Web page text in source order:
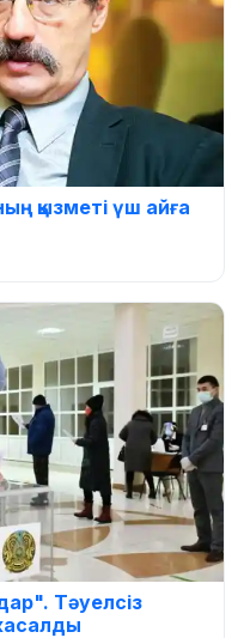
қызметі үш айға
Тәуелсіз